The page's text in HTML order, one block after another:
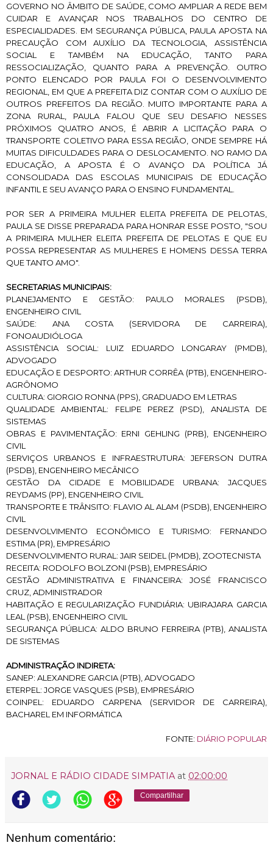
GOVERNO NO ÂMBITO DE SAÚDE, COMO AMPLIAR A REDE BEM
CUIDAR E AVANÇAR NOS TRABALHOS DO CENTRO DE
ESPECIALIDADES. EM SEGURANÇA PÚBLICA, PAULA APOSTA NA
PRECAUÇÃO COM AUXÍLIO DA TECNOLOGIA, ASSISTÊNCIA
SOCIAL E TAMBÉM NA EDUCAÇÃO, TANTO PARA
RESSOCIALIZAÇÃO, QUANTO PARA A PREVENÇÃO. OUTRO
PONTO ELENCADO POR PAULA FOI O DESENVOLVIMENTO
REGIONAL, EM QUE A PREFEITA DIZ CONTAR COM O AUXÍLIO DE
OUTROS PREFEITOS DA REGIÃO. MUITO IMPORTANTE PARA A
ZONA RURAL, PAULA FALOU QUE SEU DESAFIO NESSES
PRÓXIMOS QUATRO ANOS, É ABRIR A LICITAÇÃO PARA O
TRANSPORTE COLETIVO PARA ESSA REGIÃO, ONDE SEMPRE HÁ
MUITAS DIFICULDADES PARA O DESLOCAMENTO. NO RAMO DA
EDUCAÇÃO, A APOSTA É O AVANÇO DA POLÍTICA JÁ
CONSOLIDADA DAS ESCOLAS MUNICIPAIS DE EDUCAÇÃO
INFANTIL E SEU AVANÇO PARA O ENSINO FUNDAMENTAL.
POR SER A PRIMEIRA MULHER ELEITA PREFEITA DE PELOTAS,
PAULA SE DISSE PREPARADA PARA HONRAR ESSE POSTO, "SOU
A PRIMEIRA MULHER ELEITA PREFEITA DE PELOTAS E QUE EU
POSSA REPRESENTAR AS MULHERES E HOMENS DESSA TERRA
QUE TANTO AMO".
SECRETARIAS MUNICIPAIS:
PLANEJAMENTO E GESTÃO: PAULO MORALES (PSDB),
ENGENHEIRO CIVIL
SAÚDE: ANA COSTA (SERVIDORA DE CARREIRA),
FONOAUDIÓLOGA
ASSISTÊNCIA SOCIAL: LUIZ EDUARDO LONGARAY (PMDB),
ADVOGADO
EDUCAÇÃO E DESPORTO: ARTHUR CORRÊA (PTB), ENGENHEIRO-
AGRÔNOMO
CULTURA: GIORGIO RONNA (PPS), GRADUADO EM LETRAS
QUALIDADE AMBIENTAL: FELIPE PEREZ (PSD), ANALISTA DE
SISTEMAS
OBRAS E PAVIMENTAÇÃO: ERNI GEHLING (PRB), ENGENHEIRO
CIVIL
SERVIÇOS URBANOS E INFRAESTRUTURA: JEFERSON DUTRA
(PSDB), ENGENHEIRO MECÂNICO
GESTÃO DA CIDADE E MOBILIDADE URBANA: JACQUES
REYDAMS (PP), ENGENHEIRO CIVIL
TRANSPORTE E TRÂNSITO: FLAVIO AL ALAM (PSDB), ENGENHEIRO
CIVIL
DESENVOLVIMENTO ECONÔMICO E TURISMO: FERNANDO
ESTIMA (PR), EMPRESÁRIO
DESENVOLVIMENTO RURAL: JAIR SEIDEL (PMDB), ZOOTECNISTA
RECEITA: RODOLFO BOLZONI (PSB), EMPRESÁRIO
GESTÃO ADMINISTRATIVA E FINANCEIRA: JOSÉ FRANCISCO
CRUZ, ADMINISTRADOR
HABITAÇÃO E REGULARIZAÇÃO FUNDIÁRIA: UBIRAJARA GARCIA
LEAL (PSB), ENGENHEIRO CIVIL
SEGURANÇA PÚBLICA: ALDO BRUNO FERREIRA (PTB), ANALISTA
DE SISTEMAS
ADMINISTRAÇÃO INDIRETA:
SANEP: ALEXANDRE GARCIA (PTB), ADVOGADO
ETERPEL: JORGE VASQUES (PSB), EMPRESÁRIO
COINPEL: EDUARDO CARPENA (SERVIDOR DE CARREIRA),
BACHAREL EM INFORMÁTICA
FONTE: DIÁRIO POPULAR
JORNAL E RÁDIO CIDADE SIMPATIA at 02:00:00
Compartilhar
Nenhum comentário: